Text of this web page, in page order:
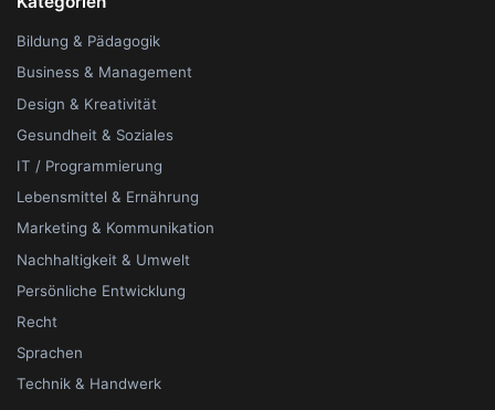
Bildung & Pädagogik
Business & Management
Design & Kreativität
Gesundheit & Soziales
IT / Programmierung
Lebensmittel & Ernährung
Marketing & Kommunikation
Nachhaltigkeit & Umwelt
Persönliche Entwicklung
Recht
Sprachen
Technik & Handwerk